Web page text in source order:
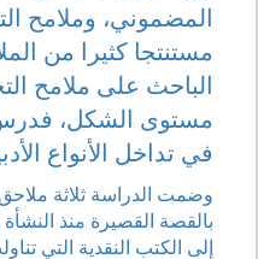
المضموني، وملامح
مستنتجا كثيرا من
الباحث على ملامح
مستوى الشكل،
في تداخل الأنواع
وضمت الدراسة ثلاثة
إلى الكتب النقدية التي